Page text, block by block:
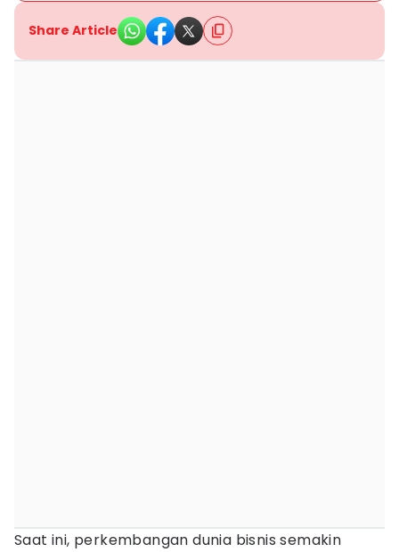
Share Article
Saat ini, perkembangan dunia bisnis semakin